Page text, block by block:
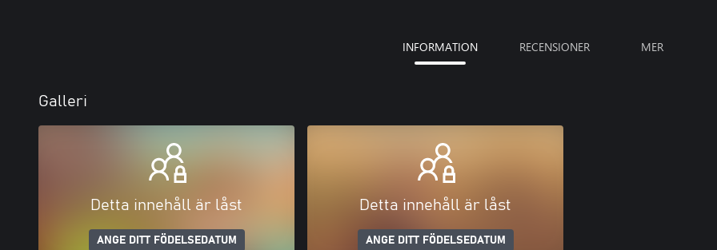
INFORMATION RECENSIONER MER
Galleri
Detta innehåll är låst
ANGE DITT FÖDELSEDATUM
Detta innehåll är låst
ANGE DITT FÖDELSEDATUM